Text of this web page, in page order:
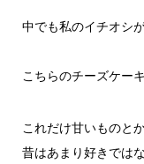
中でも私のイチオシ
こちらのチーズケーキ
これだけ甘いものと
昔はあまり好きでは